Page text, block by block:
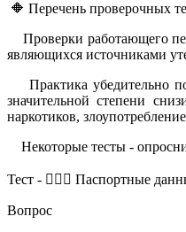
🔶 Перечень проверочных
Проверки работающего
являющихся источниками
Практика убедительно
значительной степени
наркотиков,
Некоторые тесты -
Тест - 🤵🏻‍♀️ Паспортные
Вопрос